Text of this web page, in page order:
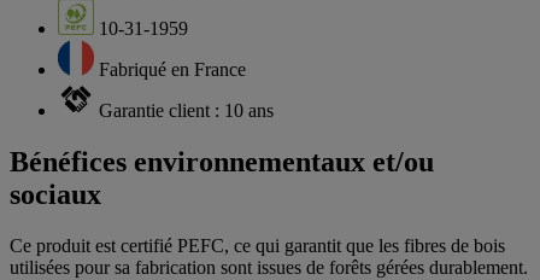
10-31-1959
Fabriqué en France
Garantie client : 10 ans
Bénéfices environnementaux et/ou
sociaux
Ce produit est certifié PEFC, ce qui garantit que les fibres de bois
utilisées pour sa fabrication sont issues de forêts gérées durablement.